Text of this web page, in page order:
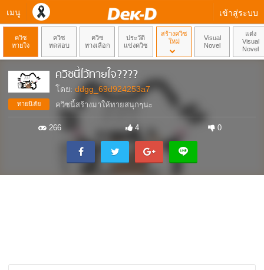
เมนู เข้าสู่ระบบ
ควิซ
ทายใจ
ควิซ
ทดสอบ
ควิซ
ทางเลือก
ประวัติ
แข่งควิซ
สร้างควิซ
ใหม่
Visual
Novel
แต่ง
Visual
Novel
ทายนิสัย
ควิซนี้ไว้ทายใจ????
โดย: ddgg_69d924253a7
ควิซนี้สร้างมาให้ทายสนุกๆนะ
266 4 0